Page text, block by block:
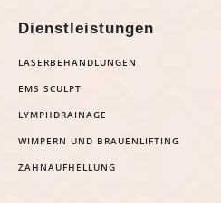
Dienstleistungen
LASERBEHANDLUNGEN
EMS SCULPT
LYMPHDRAINAGE
WIMPERN UND BRAUENLIFTING
ZAHNAUFHELLUNG